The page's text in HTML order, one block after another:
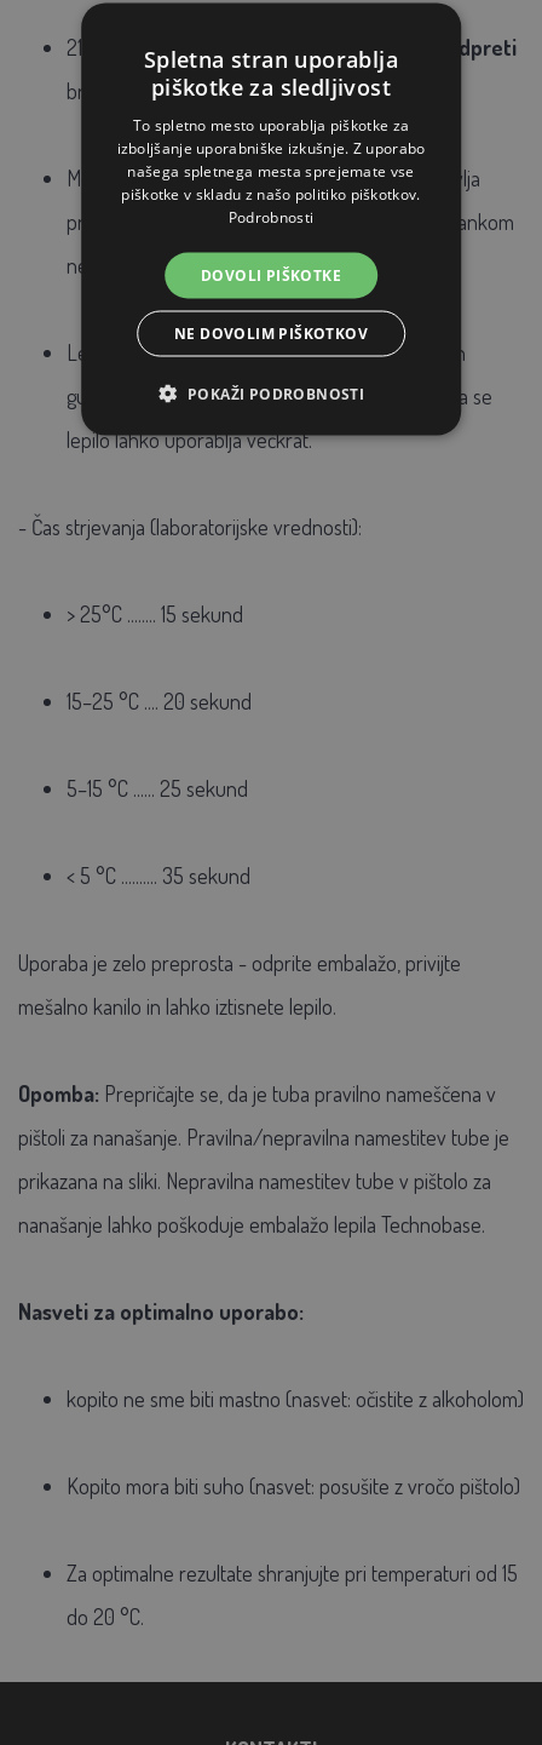
210 ml kartušo z lepilom je mogoče ponovno odpreti
brez uporabe drugega orodja.
Mešalna kanila jevarna pred otrokiin zagotavlja
pravilno mešalno razmerje z minimalnim preostankom
neporabljenega lepila.
Lepilo močno in predvsem trajno veže lesene in
gumijaste bloke na kopito, z zapiralno kartušo pa se
lepilo lahko uporablja večkrat.
- Čas strjevanja (laboratorijske vrednosti):
> 25°C ........ 15 sekund
15–25 °C .... 20 sekund
5–15 °C ...... 25 sekund
< 5 °C .......... 35 sekund
Uporaba je zelo preprosta - odprite embalažo, privijte
mešalno kanilo in lahko iztisnete lepilo.
Opomba: Prepričajte se, da je tuba pravilno nameščena v
pištoli za nanašanje. Pravilna/nepravilna namestitev tube je
prikazana na sliki. Nepravilna namestitev tube v pištolo za
nanašanje lahko poškoduje embalažo lepila Technobase.
Nasveti za optimalno uporabo:
kopito ne sme biti mastno (nasvet: očistite z alkoholom)
Kopito mora biti suho (nasvet: posušite z vročo pištolo)
Za optimalne rezultate shranjujte pri temperaturi od 15
do 20 °C.
Spletna stran uporablja
piškotke za sledljivost
To spletno mesto uporablja piškotke za
izboljšanje uporabniške izkušnje. Z uporabo
našega spletnega mesta sprejemate vse
piškotke v skladu z našo politiko piškotkov.
Podrobnosti
DOVOLI PIŠKOTKE
NE DOVOLIM PIŠKOTKOV
POKAŽI PODROBNOSTI